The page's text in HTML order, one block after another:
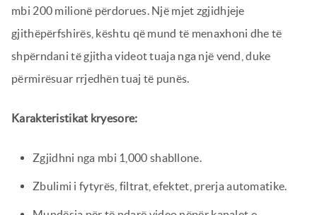
mbi 200 milionë përdorues. Një mjet zgjidhjeje
gjithëpërfshirës, kështu që mund të menaxhoni dhe të
shpërndani të gjitha videot tuaja nga një vend, duke
përmirësuar rrjedhën tuaj të punës.
Karakteristikat kryesore:
Zgjidhni nga mbi 1,000 shabllone.
Zbulimi i fytyrës, filtrat, efektet, prerja automatike.